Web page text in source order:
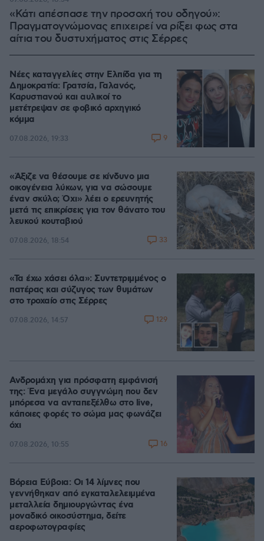
«Κάτι απέσπασε την προσοχή του οδηγού»:
Πραγματογνώμονας επιχειρεί να ρίξει φως στα
αίτια του δυστυχήματος στις Σέρρες
Νέες καταγγελίες στην Ελπίδα για τη
Δημοκρατία: Γρατσία, Γαλανός,
Καρυστιανού και αυλικοί το
μετέτρεψαν σε φοβικό αρχηγικό
κόμμα
07.08.2026, 19:33 9
«Άξιζε να θέσουμε σε κίνδυνο μια
οικογένεια λύκων, για να σώσουμε
έναν σκύλο; Όχι» λέει ο ερευνητής
μετά τις επικρίσεις για τον θάνατο του
λευκού κουταβιού
07.08.2026, 18:54 33
«Τα έχω χάσει όλα»: Συντετριμμένος ο
πατέρας και σύζυγος των θυμάτων
στο τροχαίο στις Σέρρες
07.08.2026, 14:57 129
Ανδρομάχη για πρόσφατη εμφάνισή
της: Ένα μεγάλο συγγνώμη που δεν
μπόρεσα να ανταπεξέλθω στο live,
κάποιες φορές το σώμα μας φωνάζει
όχι
07.08.2026, 10:55 16
Βόρεια Εύβοια: Οι 14 λίμνες που
γεννήθηκαν από εγκαταλελειμμένα
μεταλλεία δημιουργώντας ένα
μοναδικό οικοσύστημα, δείτε
αεροφωτογραφίες